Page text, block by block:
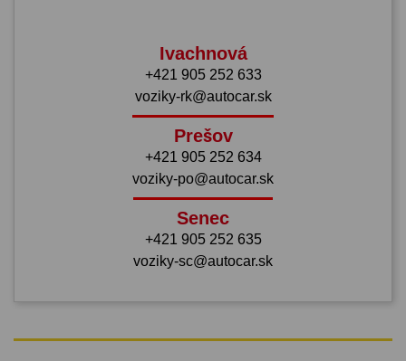
Ivachnová
+421 905 252 633
voziky-rk@autocar.sk
Prešov
+421 905 252 634
voziky-po@autocar.sk
Senec
+421 905 252 635
voziky-sc@autocar.sk